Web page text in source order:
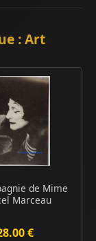
: Art
de Mime
Marceau
€